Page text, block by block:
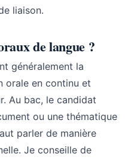
liaison.
de langue ?
généralement la
orale en continu et
Au bac, le candidat
ou une thématique
parler de manière
Je conseille de